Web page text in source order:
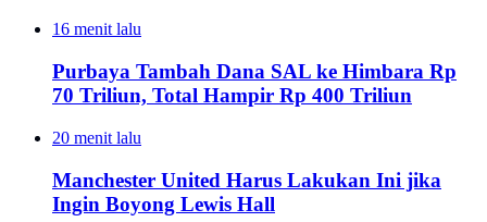
16 menit lalu
Purbaya Tambah Dana SAL ke Himbara Rp
70 Triliun, Total Hampir Rp 400 Triliun
20 menit lalu
Manchester United Harus Lakukan Ini jika
Ingin Boyong Lewis Hall